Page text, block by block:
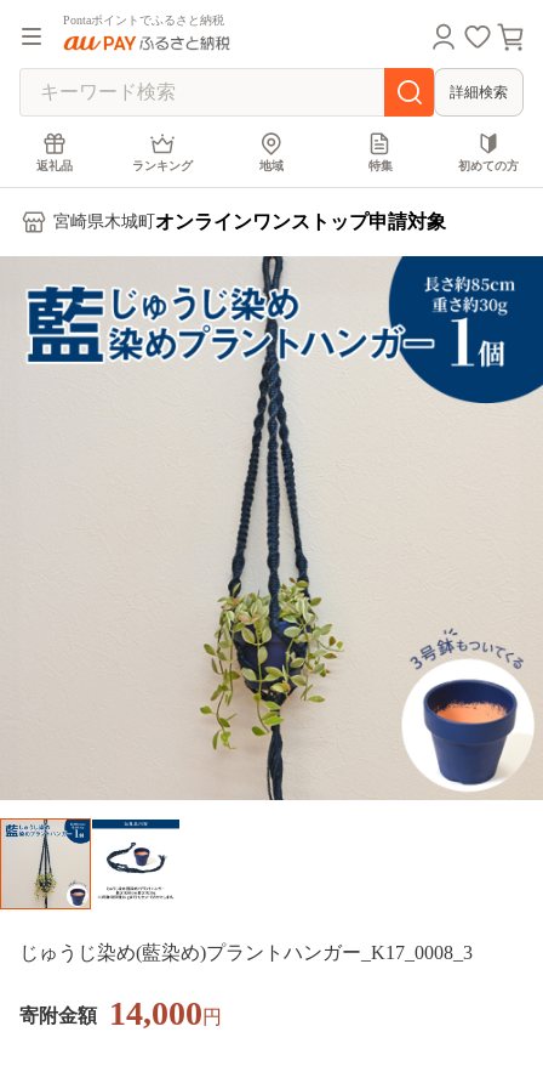
Pontaポイントでふるさと納税
詳細検索
返礼品 ランキング 地域 特集 初めての方
宮崎県木城町 オンラインワンストップ申請対象
じゅうじ染め(藍染め)プラントハンガー_K17_0008_3
寄附金額 14,000円